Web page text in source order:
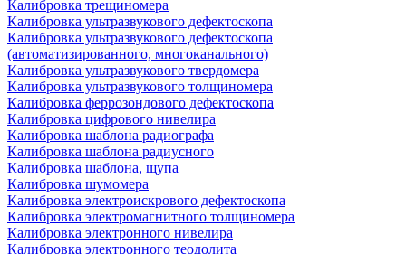
Калибровка трещиномера
Калибровка ультразвукового дефектоскопа
Калибровка ультразвукового дефектоскопа
(автоматизированного, многоканального)
Калибровка ультразвукового твердомера
Калибровка ультразвукового толщиномера
Калибровка феррозондового дефектоскопа
Калибровка цифрового нивелира
Калибровка шаблона радиографа
Калибровка шаблона радиусного
Калибровка шаблона, щупа
Калибровка шумомера
Калибровка электроискрового дефектоскопа
Калибровка электромагнитного толщиномера
Калибровка электронного нивелира
Калибровка электронного теодолита